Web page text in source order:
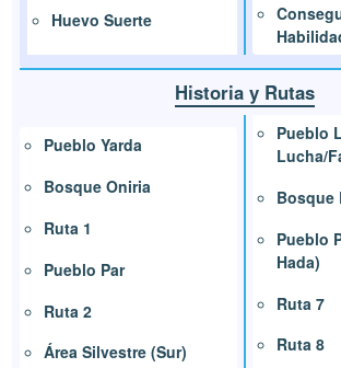
Huevo Suerte
Historia y Rutas
Pueblo Yarda
Bosque Oniria
Ruta 1
Pueblo Par
Ruta 2
Área Silvestre (Sur)
Pueblo
Lucha/
Bosque
Pueblo
Hada)
Ruta 7
Ruta 8